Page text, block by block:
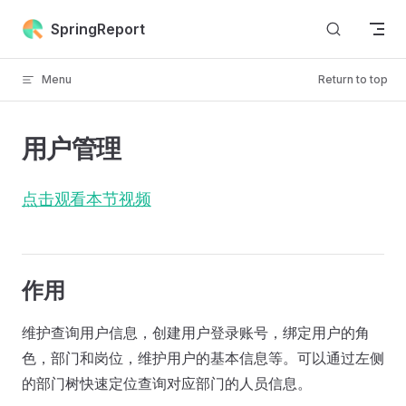
Skip to content
SpringReport
Menu Return to top
用户管理
点击观看本节视频
作用
维护查询用户信息，创建用户登录账号，绑定用户的角
色，部门和岗位，维护用户的基本信息等。可以通过左侧
的部门树快速定位查询对应部门的人员信息。